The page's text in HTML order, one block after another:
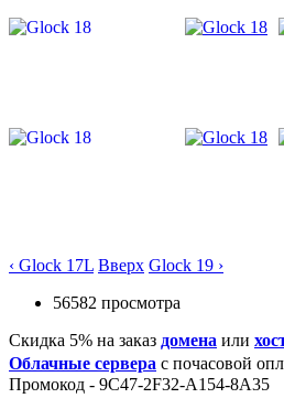
‹ Glock 17L Вверх Glock 19 ›
56582 просмотра
Скидка 5% на заказ домена или
Облачные сервера с почасовой
Промокод - 9C47-2F32-A154-8A35